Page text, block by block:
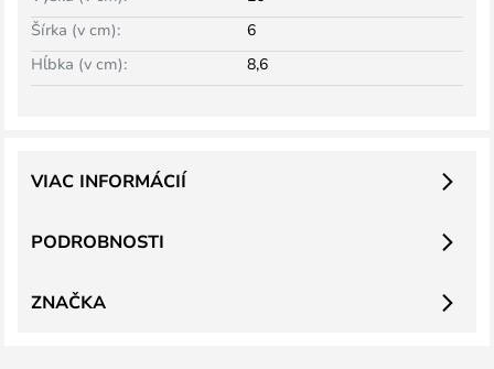
Šírka (v cm): 6
Hĺbka (v cm): 8,6
PODROBNOSTI
VIAC INFORMÁCIÍ
ZNAČKA